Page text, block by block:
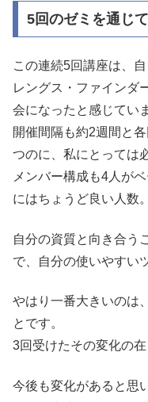
5回のゼミを通じて
この連続5回講座は、
レングス・ファインダ
会になったと感じてい
開催間隔も約2週間と
つのに、私にとっては
メンバー構成も4人が
にはちょうど良い人数。
自分の資質と向き合う
で、自分の使いやすい
やはり一番大きいのは
とです。
3回受けたその変化の
今後も変化があると思